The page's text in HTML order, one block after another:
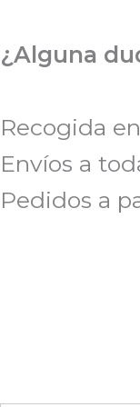
al
¿Alguna
Recogida
Envíos a
Pedidos a